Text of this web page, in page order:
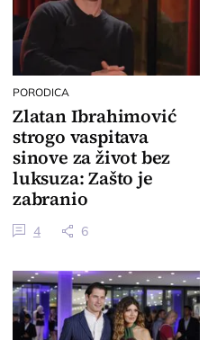
PORODICA
Zlatan Ibrahimović
strogo vaspitava
sinove za život bez
luksuza: Zašto je
zabranio
razmaženost u svom
domu
4 6